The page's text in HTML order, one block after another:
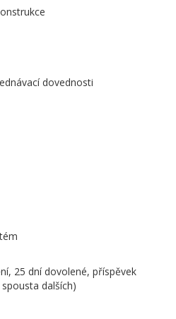
dovednosti
25 dní dovolené, příspěvek
dalších)